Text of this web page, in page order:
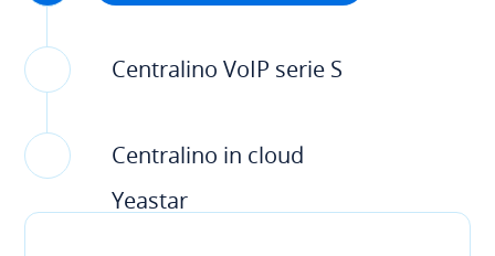
Centralino VoIP serie S
Centralino in cloud
Yeastar